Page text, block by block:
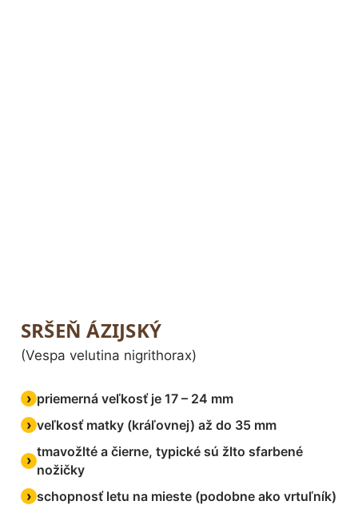
SRŠEŇ ÁZIJSKÝ
(Vespa velutina nigrithorax)
priemerná veľkosť je 17 – 24 mm
veľkosť matky (kráľovnej) až do 35 mm
tmavožlté a čierne, typické sú žlto sfarbené
nožičky
schopnosť letu na mieste (podobne ako vrtuľník)